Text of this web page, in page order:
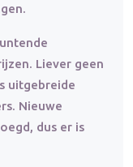
Liever geen
uitgebreide
Nieuwe
dus er is